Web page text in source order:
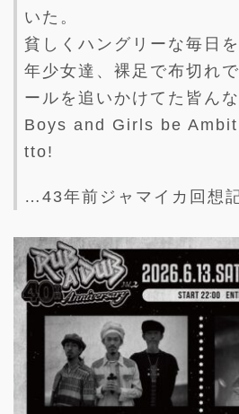
いた。
貧しくハングリーな毎日
年少女達、裸足で布切れ
ールを追いかけてた皆ん
Boys and Girls be
tto!
…43年前ジャマイカ回